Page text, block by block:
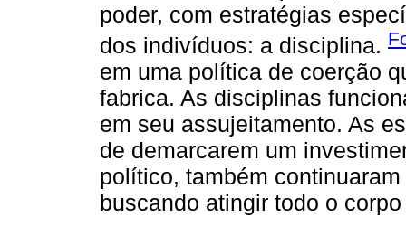
poder, com estratégias
dos indivíduos: a disciplina.
em uma política de coerção
fabrica. As disciplinas
em seu assujeitamento. As
de demarcarem um
político, também
buscando atingir todo o